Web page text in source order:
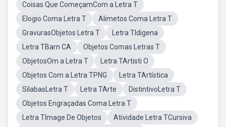
Coisas Que ComeçamCom a Letra T
Elogio Coma Letra T
Alimetos Coma Letra T
GravurasObjetos Letra T
Letra TIdigena
Letra TBarn CA
Objetos Comas Letras T
ObjetosOm a Letra T
Letra TArtisti O
Objetos Com a Letra TPNG
Letra TArtística
SilabasLetra T
Letra TArte
DistintivoLetra T
Objetos Engraçadas Coma Letra T
Letra TImage De Objetos
Atividade Letra TCursiva